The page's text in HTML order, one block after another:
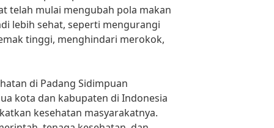
telah mulai mengubah pola makan
lebih sehat, seperti mengurangi
tinggi, menghindari merokok,
di Padang Sidimpuan
kota dan kabupaten di Indonesia
kesehatan masyarakatnya.